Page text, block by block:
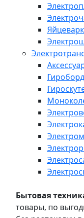
Бытовая
товары, по